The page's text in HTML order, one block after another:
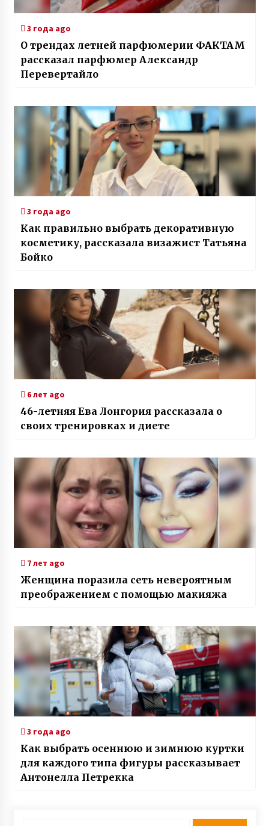
3 года ago
О трендах летней парфюмерии ФАКТАМ
рассказал парфюмер Александр
Перевертайло
3 года ago
Как правильно выбрать декоративную
косметику, рассказала визажист Татьяна
Бойко
6 лет ago
46-летняя Ева Лонгория рассказала о
своих тренировках и диете
7 лет ago
Женщина поразила сеть невероятным
преображением с помощью макияжа
3 года ago
Как выбрать осеннюю и зимнюю куртки
для каждого типа фигуры рассказывает
Антонелла Петрекка